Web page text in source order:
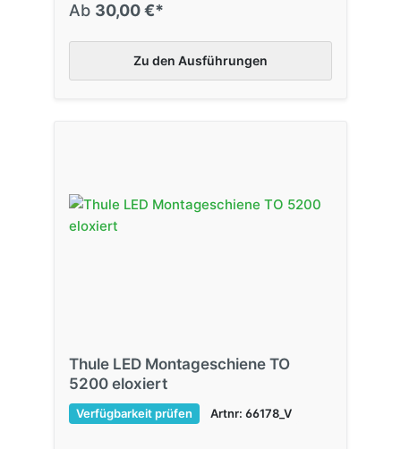
Ab 30,00 €*
Zu den Ausführungen
Thule LED Montageschiene TO
5200 eloxiert
Verfügbarkeit prüfen Artnr: 66178_V